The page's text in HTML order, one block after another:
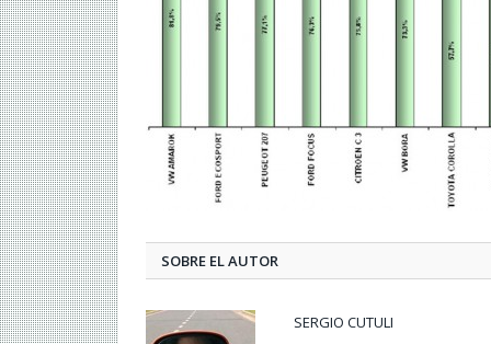
SOBRE EL AUTOR
SERGIO CUTULI